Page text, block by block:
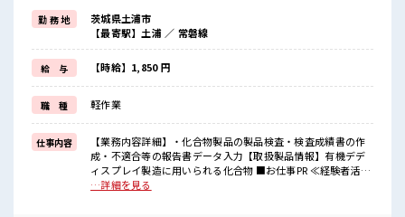
≪プライベートが充実する≫
場合によってはお願いすることもありますが、
残業はほとんどナシ！
≪週休2日制≫
週末は家族や友人と一緒にプライベート満喫！
≪髪色自由で自分らしく働く≫
明るすぎたり奇抜でなければ基本的に自由！
(規定有)制服があると毎日の服選びに悩まずOK♪
≪自分に合った期間で働ける≫
福利厚生が整った派遣のお仕事です！
■職場の雰囲気
キバツ過ぎなければ髪色・髪型は自由！
勤 務 地
茨城県土浦市
【最寄駅】土浦 ／ 常磐線
給 与 【時給】1,850 円
職 種 軽作業
仕事内容
【業務内容詳細】・化合物製品の製品検査・検査成績書の作
成・不適合等の報告書データ入力【取扱製品情報】有機デデ
ィスプレイ製造に用いられる化合物 ■お仕事PR ≪経験者活躍
中≫ これまでの経験を活かしませんか？ ブランクがあっても
…詳細を見る